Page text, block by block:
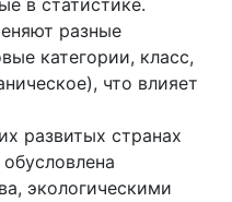
в статистике.
разные
категории, класс,
что влияет
развитых странах
экологическими